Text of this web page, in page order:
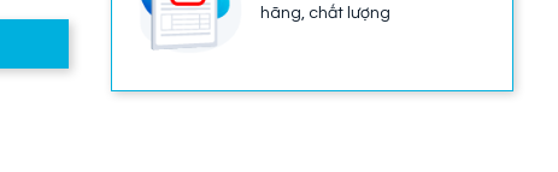
hãng, chất lượng